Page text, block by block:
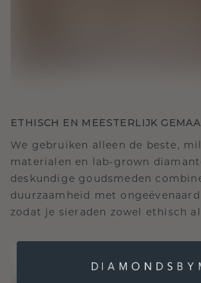
ETHISCH EN MEESTERLIJK
We gebruiken alleen de beste,
materialen en lab-grown
deskundige goudsmeden
duurzaamheid met
zodat je sieraden zowel ethisch